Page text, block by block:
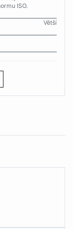
ISO.
Větší